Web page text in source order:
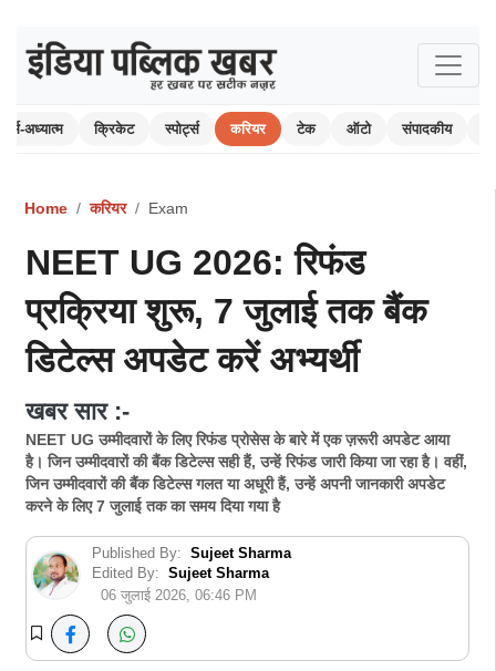
धर्म-अध्यात्म क्रिकेट स्पोर्ट्स करियर टेक ऑटो संपादकीय
Home करियर Exam
NEET UG 2026: रिफंड
प्रक्रिया शुरू, 7 जुलाई तक बैंक
डिटेल्स अपडेट करें अभ्यर्थी
खबर सार :-
NEET UG उम्मीदवारों के लिए रिफंड प्रोसेस के बारे में एक ज़रूरी अपडेट आया
है। जिन उम्मीदवारों की बैंक डिटेल्स सही हैं, उन्हें रिफंड जारी किया जा रहा है। वहीं,
जिन उम्मीदवारों की बैंक डिटेल्स गलत या अधूरी हैं, उन्हें अपनी जानकारी अपडेट
करने के लिए 7 जुलाई तक का समय दिया गया है
Published By: Sujeet Sharma
Edited By: Sujeet Sharma
06 जुलाई 2026, 06:46 PM